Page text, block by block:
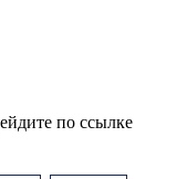
по ссылке